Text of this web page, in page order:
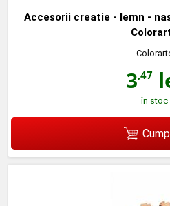
Accesorii creatie - lemn -
3,47
în stoc